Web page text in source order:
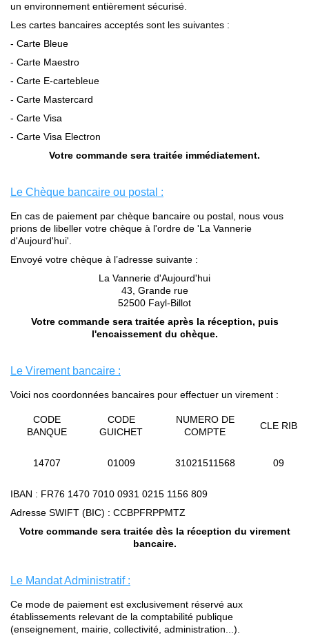
un environnement entièrement sécurisé.
Les cartes bancaires acceptés sont les suivantes :
- Carte Bleue
- Carte Maestro
- Carte E-cartebleue
- Carte Mastercard
- Carte Visa
- Carte Visa Electron
Votre commande sera traitée immédiatement.
Le Chèque bancaire ou postal :
En cas de paiement par chèque bancaire ou postal, nous vous
prions de libeller votre chèque à l'ordre de 'La Vannerie
d'Aujourd'hui'.
Envoyé votre chèque à l’adresse suivante :
La Vannerie d'Aujourd'hui
43, Grande rue
52500 Fayl-Billot
Votre commande sera traitée après la réception, puis
l'encaissement du chèque.
Le Virement bancaire :
Voici nos coordonnées bancaires pour effectuer un virement :
CODE
BANQUE
CODE
GUICHET
NUMERO DE
COMPTE
CLE RIB
14707 01009 31021511568 09
IBAN : FR76 1470 7010 0931 0215 1156 809
Adresse SWIFT (BIC) : CCBPFRPPMTZ
Votre commande sera traitée dès la réception du virement
bancaire.
Le Mandat Administratif :
Ce mode de paiement est exclusivement réservé aux
établissements relevant de la comptabilité publique
(enseignement, mairie, collectivité, administration...).